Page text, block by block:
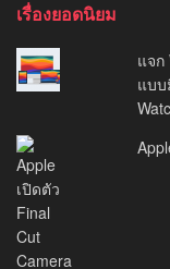
เรื่องยอดนิยม
แจก
แบบ